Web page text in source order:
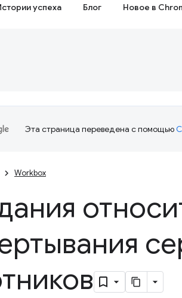
успеха Блог Новое в
Эта страница переведена с помощью
Workbox